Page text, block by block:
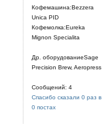
Кофемашина:Bezzera
Unica PID
Кофемолка:Eureka
Mignon Specialita
Др. оборудованиеSage
Precision Brew, Aeropress
Сообщений: 4
Спасибо сказали 0 раз в
0 постах